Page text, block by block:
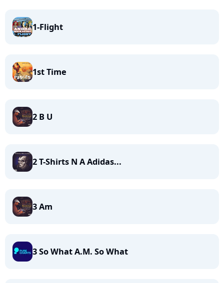
1-Flight
1st Time
2 B U
2 T-Shirts N A Adidas...
3 Am
3 So What A.M. So What